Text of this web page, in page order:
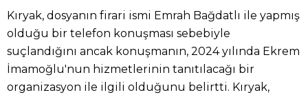
Kıryak, dosyanın firari ismi Emrah Bağdatlı ile yapmış
olduğu bir telefon konuşması sebebiyle
suçlandığını ancak konuşmanın, 2024 yılında Ekrem
İmamoğlu'nun hizmetlerinin tanıtılacağı bir
organizasyon ile ilgili olduğunu belirtti. Kıryak,